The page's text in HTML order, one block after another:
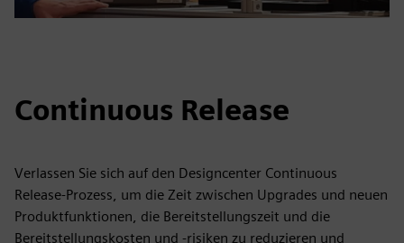
Continuous Release
Verlassen Sie sich auf den Designcenter Continuous
Release-Prozess, um die Zeit zwischen Upgrades und neuen
Produktfunktionen, die Bereitstellungszeit und die
Bereitstellungskosten und -risiken zu reduzieren und